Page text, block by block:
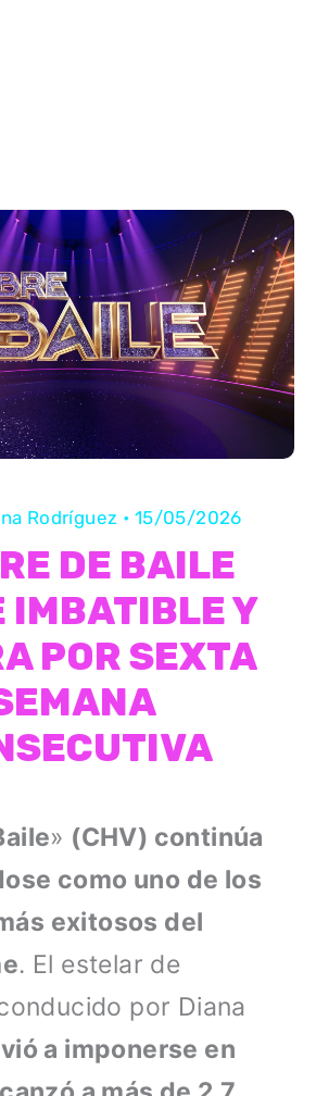
Rodríguez • 15/05/2026
DE BAILE
IMBATIBLE Y
POR SEXTA
» (CHV) continúa
como uno de los
exitosos del
. El estelar de
por Diana
a imponerse en